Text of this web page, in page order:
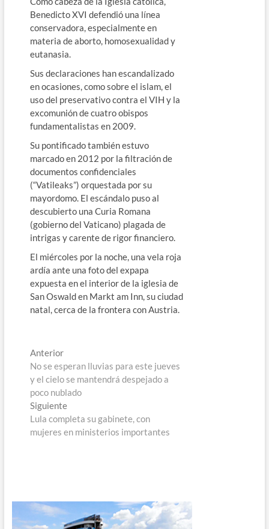
Benedicto XVI defendió una línea
conservadora, especialmente en
materia de aborto, homosexualidad y
eutanasia.
Sus declaraciones han escandalizado
en ocasiones, como sobre el islam, el
uso del preservativo contra el VIH y la
excomunión de cuatro obispos
fundamentalistas en 2009.
Su pontificado también estuvo
marcado en 2012 por la filtración de
documentos confidenciales
(“Vatileaks”) orquestada por su
mayordomo. El escándalo puso al
descubierto una Curia Romana
(gobierno del Vaticano) plagada de
intrigas y carente de rigor financiero.
El miércoles por la noche, una vela roja
ardía ante una foto del expapa
expuesta en el interior de la iglesia de
San Oswald en Markt am Inn, su ciudad
natal, cerca de la frontera con Austria.
Navegación
de
entradas
AnteriorEntrada
anterior:
No se esperan lluvias para este jueves
y el cielo se mantendrá despejado a
poco nublado
SiguienteEntrada
siguiente:
Lula completa su gabinete, con
mujeres en ministerios importantes